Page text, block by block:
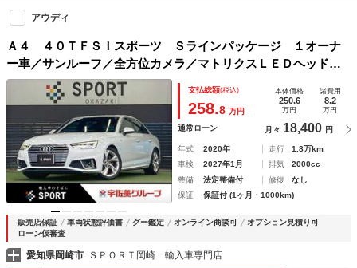
アウディ
Ａ４ ４０ＴＦＳＩスポーツ Ｓラインパッケージ １オーナ
ー車／サンルーフ／全方位カメラ／マトリクスＬＥＤヘッドラ
イト／衝突軽減ブレーキ／レーダークルーズコントロール／フ
ルセグＴＶ／シートヒーター／シートメモリー／パワーシート
／ハーフレザー
支払総額(税込)
258.8 万円
本体価格
250.6
万円
諸費用
8.2
万円
通常ローン 月々 18,400 円
年式 2020年 走行
1.8万km
車検
2027年1月 排気
2000cc
整備
法定整備付 修復
なし
保証
保証付 (1ヶ月・1000km)
販売店保証 車両状態評価書 グー鑑定 オンライン商談可
オプション見積り可
ローン仮審査
愛知県岡崎市 ＳＰＯＲＴ岡崎 輸入車専門店